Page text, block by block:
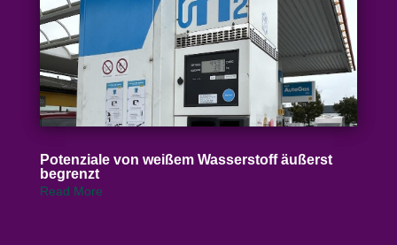
Poten­ziale von weißem Wasser­stoff äußerst
begrenzt
Read More